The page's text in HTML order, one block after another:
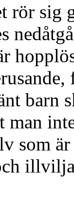
rör sig
barn
man
som